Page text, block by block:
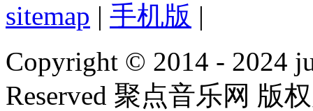
sitemap | 手机版 |
Copyright © 2014 - 2024
Reserved 聚点音乐网 版